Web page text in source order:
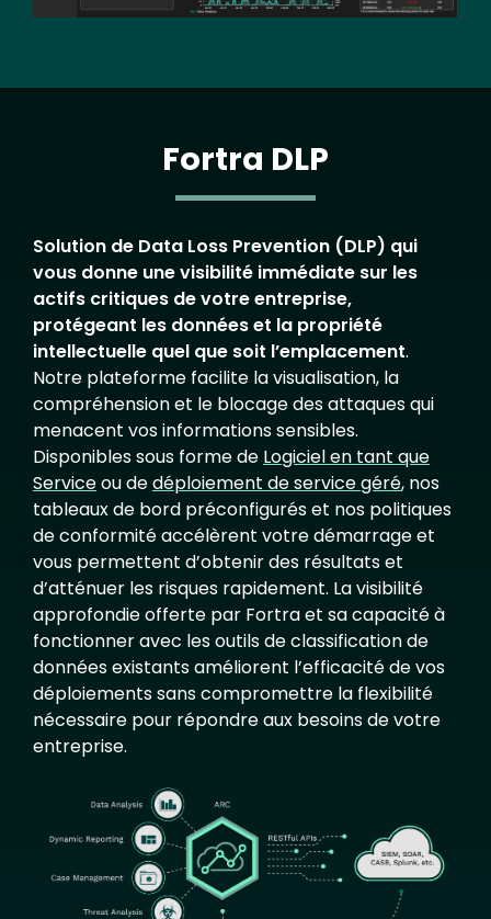
Fortra DLP
Solution de Data Loss Prevention (DLP) qui
vous donne une visibilité immédiate sur les
actifs critiques de votre entreprise,
protégeant les données et la propriété
intellectuelle quel que soit l’emplacement.
Notre plateforme facilite la visualisation, la
compréhension et le blocage des attaques qui
menacent vos informations sensibles.
Disponibles sous forme de Logiciel en tant que
Serviceou dedéploiement de service géré, nos
tableaux de bord préconfigurés et nos politiques
de conformité accélèrent votre démarrage et
vous permettent d’obtenir des résultats et
d’atténuer les risques rapidement. La visibilité
approfondie offerte par Fortra et sa capacité à
fonctionner avec les outils de classification de
données existants améliorent l’efficacité de vos
déploiements sans compromettre la flexibilité
nécessaire pour répondre aux besoins de votre
entreprise.